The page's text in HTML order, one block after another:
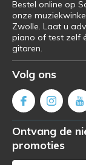
Bestel online op
onze
Zwolle. Laat u
piano of test zelf
gitaren.
Volg ons
Ontvang de
promoties